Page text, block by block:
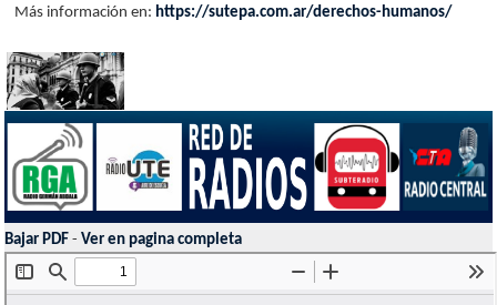
Más información en: https://sutepa.com.ar/derechos-humanos/
Bajar PDF -Ver en pagina completa